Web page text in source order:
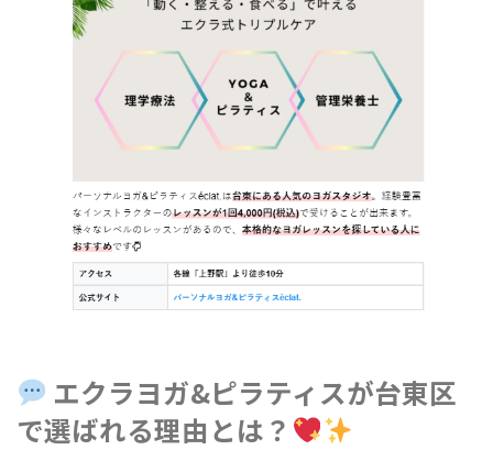
エクラヨガ&ピラティスが台東区
で選ばれる理由とは？